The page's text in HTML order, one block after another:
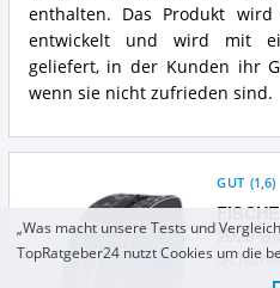
enthalten. Das Produkt
entwickelt und wird mit
geliefert, in der Kunden ihr
wenn sie nicht zufrieden sind.
2020
GUT (1,6)
„Was macht unsere Tests und
TopRatgeber24 nutzt Cookies um die